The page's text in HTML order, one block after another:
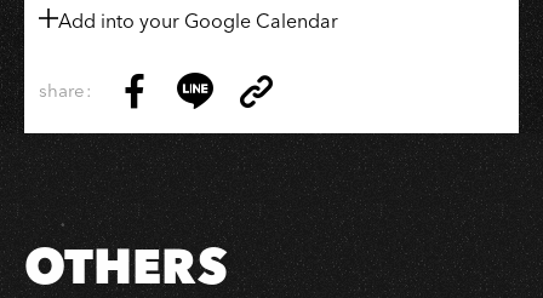
Add into your Google Calendar
share:
on
Facebook
on
LINE
Link
Copy
Link
OTHERS